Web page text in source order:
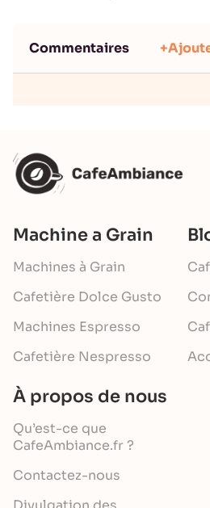
Commentaires
Machine a Grain
Machines à Grain
Cafetière Dolce Gusto
Machines Espresso
Cafetière Nespresso
À propos de nous
Qu’est-ce que
CafeAmbiance.fr ?
Contactez-nous